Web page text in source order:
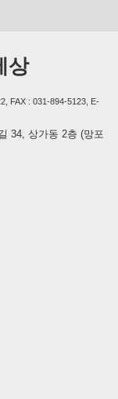
상
FAX : 031-894-5123, E-
34, 상가동 2층 (망포